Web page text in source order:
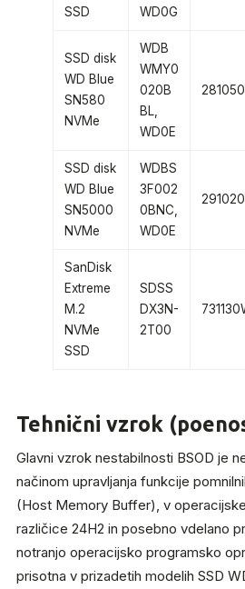
SSD
WD0G
SSD disk
WD Blue
SN580
NVMe
WDB
WMY0
020B
BL,
WD0E
SSD disk
WD Blue
SN5000
NVMe
WDBS
3F002
0BNC,
WD0E
SanDisk
Extreme
M.2
NVMe
SSD
SDSS
DX3N-
2T00
Tehnični vzrok
Glavni vzrok nestabilnosti BSOD je
načinom upravljanja funkcije
(Host Memory Buffer), v
različice 24H2 in posebno vdelano
notranjo operacijsko programsko
prisotna v prizadetih modelih SSD